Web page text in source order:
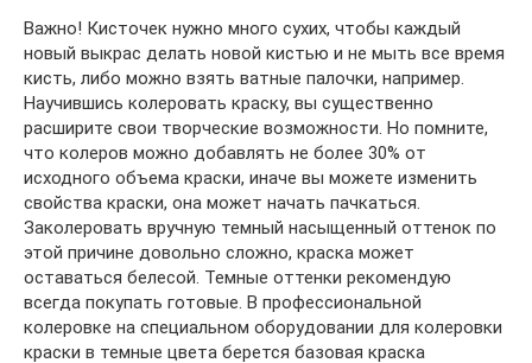
Важно! Кисточек нужно много сухих, чтобы каждый
новый выкрас делать новой кистью и не мыть все время
кисть, либо можно взять ватные палочки, например.
Научившись колеровать краску, вы существенно
расширите свои творческие возможности. Но помните,
что колеров можно добавлять не более 30% от
исходного объема краски, иначе вы можете изменить
свойства краски, она может начать пачкаться.
Заколеровать вручную темный насыщенный оттенок по
этой причине довольно сложно, краска может
оставаться белесой. Темные оттенки рекомендую
всегда покупать готовые. В профессиональной
колеровке на специальном оборудовании для колеровки
краски в темные цвета берется базовая краска